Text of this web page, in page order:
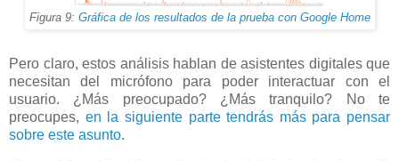
Figura 9: Gráfica de los resultados de la prueba con Google Home
Pero claro, estos análisis hablan de asistentes digitales que
necesitan del micrófono para poder interactuar con el
usuario. ¿Más preocupado? ¿Más tranquilo? No te
preocupes, en la siguiente parte tendrás más para pensar
sobre este asunto.